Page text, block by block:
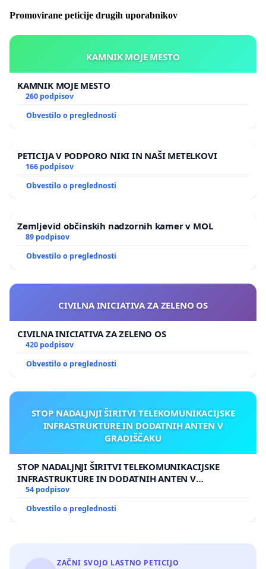
Promovirane peticije drugih uporabnikov
KAMNIK MOJE MESTO
KAMNIK MOJE MESTO
260 podpisov
Obvestilo o preglednosti
PETICIJA V PODPORO NIKI IN NAŠI METELKOVI
166 podpisov
Obvestilo o preglednosti
Zemljevid občinskih nadzornih kamer v MOL
89 podpisov
Obvestilo o preglednosti
CIVILNA INICIATIVA ZA ZELENO OS
CIVILNA INICIATIVA ZA ZELENO OS
420 podpisov
Obvestilo o preglednosti
STOP NADALJNJI ŠIRITVI TELEKOMUNIKACIJSKE
INFRASTRUKTURE IN DODATNIH ANTEN V
GRADIŠČAKU
STOP NADALJNJI ŠIRITVI TELEKOMUNIKACIJSKE
INFRASTRUKTURE IN DODATNIH ANTEN V
GRADIŠČAKU
54 podpisov
Obvestilo o preglednosti
ZAČNI SVOJO LASTNO PETICIJO